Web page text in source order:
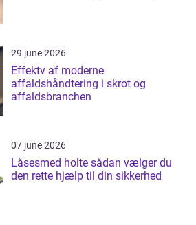
29 june 2026
Effektv af moderne
affaldshåndtering i skrot og
affaldsbranchen
07 june 2026
Låsesmed holte sådan vælger du
den rette hjælp til din sikkerhed